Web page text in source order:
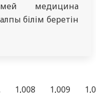
медицина
білім беретін
«Абай
1,008 1,009